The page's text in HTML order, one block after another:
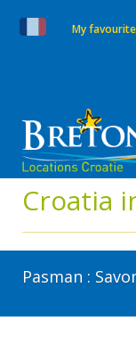
My
Croatia
Pasman :